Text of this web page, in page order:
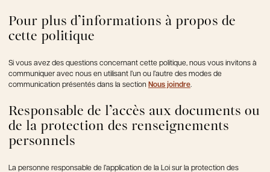
Pour plus d’informations à propos de
cette politique
Si vous avez des questions concernant cette politique, nous vous invitons à
communiquer avec nous en utilisant l’un ou l’autre des modes de
communication présentés dans la section Nous joindre.
Responsable de l’accès aux documents ou
de la protection des renseignements
personnels
La personne responsable de l’application de la Loi sur la protection des